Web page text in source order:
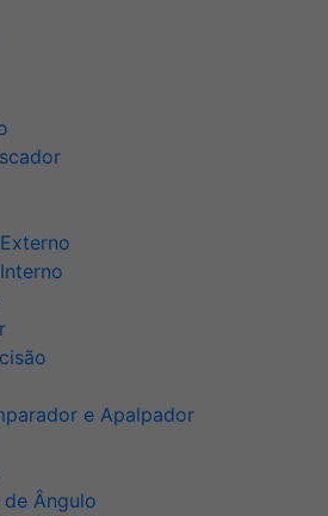
e Apalpador
Ângulo